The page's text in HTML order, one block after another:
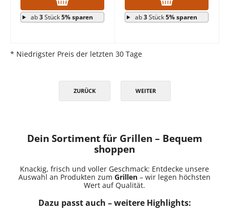
ab3Stück5% sparen ab3Stück5% sparen
* Niedrigster Preis der letzten 30 Tage
ZURÜCK WEITER
Dein Sortiment für Grillen – Bequem
shoppen
Knackig, frisch und voller Geschmack: Entdecke unsere
Auswahl an Produkten zum Grillen – wir legen höchsten
Wert auf Qualität.
Dazu passt auch – weitere Highlights: